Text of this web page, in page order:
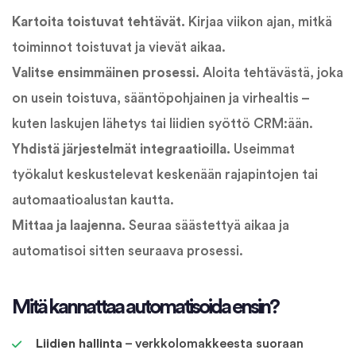
Kartoita toistuvat tehtävät. Kirjaa viikon ajan, mitkä
toiminnot toistuvat ja vievät aikaa.
Valitse ensimmäinen prosessi. Aloita tehtävästä, joka
on usein toistuva, sääntöpohjainen ja virhealtis –
kuten laskujen lähetys tai liidien syöttö CRM:ään.
Yhdistä järjestelmät integraatioilla. Useimmat
työkalut keskustelevat keskenään rajapintojen tai
automaatioalustan kautta.
Mittaa ja laajenna. Seuraa säästettyä aikaa ja
automatisoi sitten seuraava prosessi.
Mitä kannattaa automatisoida ensin?
Liidien hallinta – verkkolomakkeesta suoraan